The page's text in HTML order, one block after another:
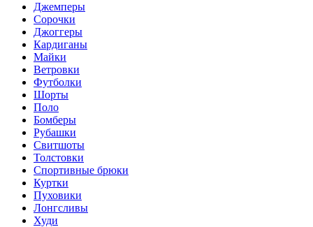
Джемперы
Сорочки
Джоггеры
Кардиганы
Майки
Ветровки
Футболки
Шорты
Поло
Бомберы
Рубашки
Свитшоты
Толстовки
Спортивные брюки
Куртки
Пуховики
Лонгсливы
Худи